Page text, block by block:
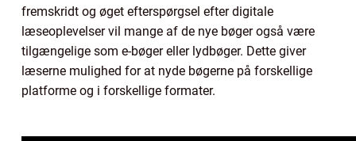
fremskridt og øget efterspørgsel efter digitale
læseoplevelser vil mange af de nye bøger også være
tilgængelige som e-bøger eller lydbøger. Dette giver
læserne mulighed for at nyde bøgerne på forskellige
platforme og i forskellige formater.